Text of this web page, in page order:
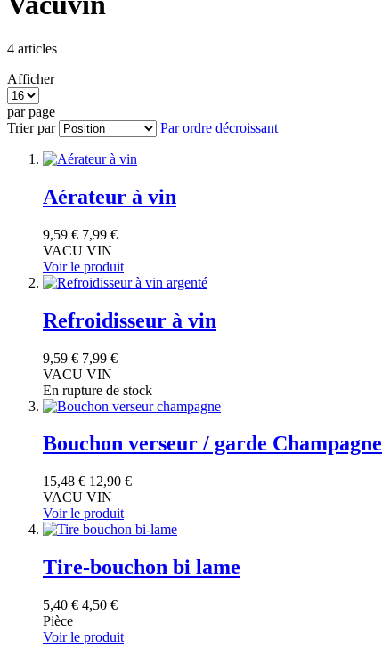
4 articles
Afficher
par page
Trier par
Par ordre décroissant
Aérateur à vin
9,59 € 7,99 €
VACU VIN
Voir le produit
Refroidisseur à vin
9,59 € 7,99 €
VACU VIN
En rupture de stock
Bouchon verseur / garde Champagne
15,48 € 12,90 €
VACU VIN
Voir le produit
Tire-bouchon bi lame
5,40 € 4,50 €
Pièce
Voir le produit